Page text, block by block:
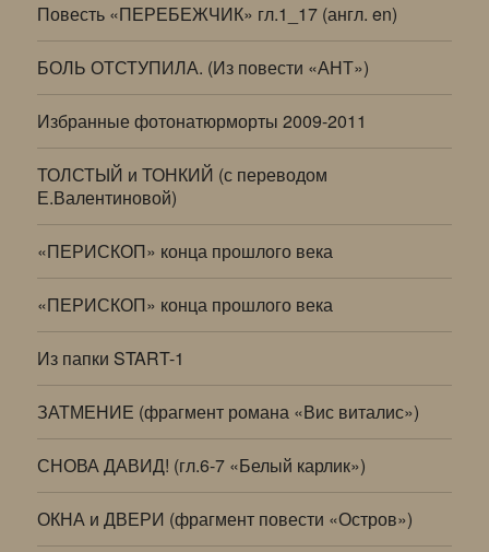
Повесть «ПЕРЕБЕЖЧИК» гл.1_17 (англ. en)
БОЛЬ ОТСТУПИЛА. (Из повести «АНТ»)
Избранные фотонатюрморты 2009-2011
ТОЛСТЫЙ и ТОНКИЙ (с переводом
Е.Валентиновой)
«ПЕРИСКОП» конца прошлого века
«ПЕРИСКОП» конца прошлого века
Из папки START-1
ЗАТМЕНИЕ (фрагмент романа «Вис виталис»)
СНОВА ДАВИД! (гл.6-7 «Белый карлик»)
ОКНА и ДВЕРИ (фрагмент повести «Остров»)